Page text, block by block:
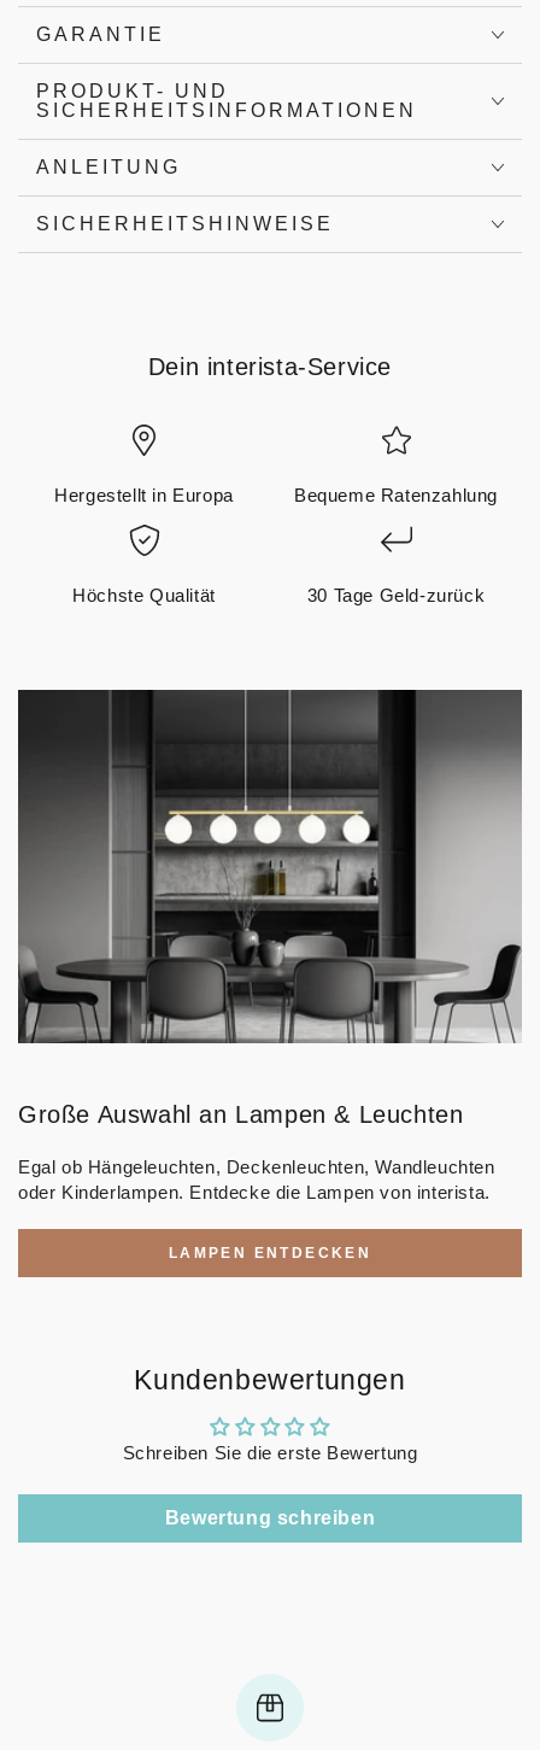
GARANTIE
PRODUKT- UND
SICHERHEITSINFORMATIONEN
ANLEITUNG
SICHERHEITSHINWEISE
Dein interista-Service
Hergestellt in Europa Bequeme Ratenzahlung
Höchste Qualität 30 Tage Geld-zurück
Große Auswahl an Lampen & Leuchten
Egal ob Hängeleuchten, Deckenleuchten, Wandleuchten
oder Kinderlampen. Entdecke die Lampen von interista.
LAMPEN ENTDECKEN
Kundenbewertungen
Schreiben Sie die erste Bewertung
Bewertung schreiben